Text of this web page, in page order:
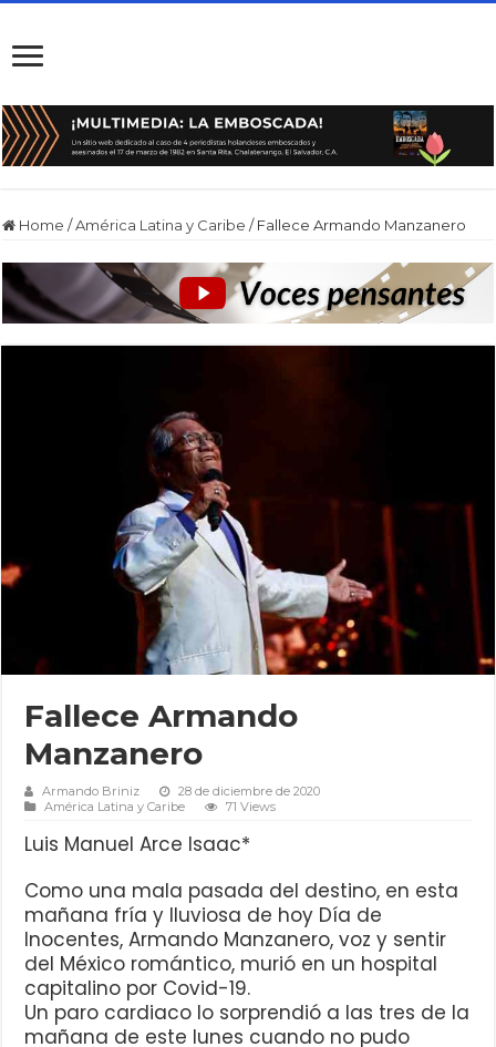
Home /América Latina y Caribe / Fallece Armando Manzanero
Fallece Armando
Manzanero
Armando Briniz
28 de diciembre de 2020
América Latina y Caribe
71 Views
Luis Manuel Arce Isaac*
Como una mala pasada del destino, en esta
mañana fría y lluviosa de hoy Día de
Inocentes, Armando Manzanero, voz y sentir
del México romántico, murió en un hospital
capitalino por Covid-19.
Un paro cardiaco lo sorprendió a las tres de la
mañana de este lunes cuando no pudo